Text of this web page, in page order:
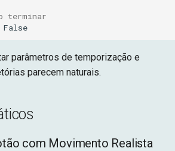
terminar
False
parâmetros de temporização e
parecem naturais.
com Movimento Realista